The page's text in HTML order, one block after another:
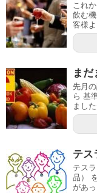
これ
飲む
客様
まだ
先月
ら 基
まし
テス
テス
品）
があ